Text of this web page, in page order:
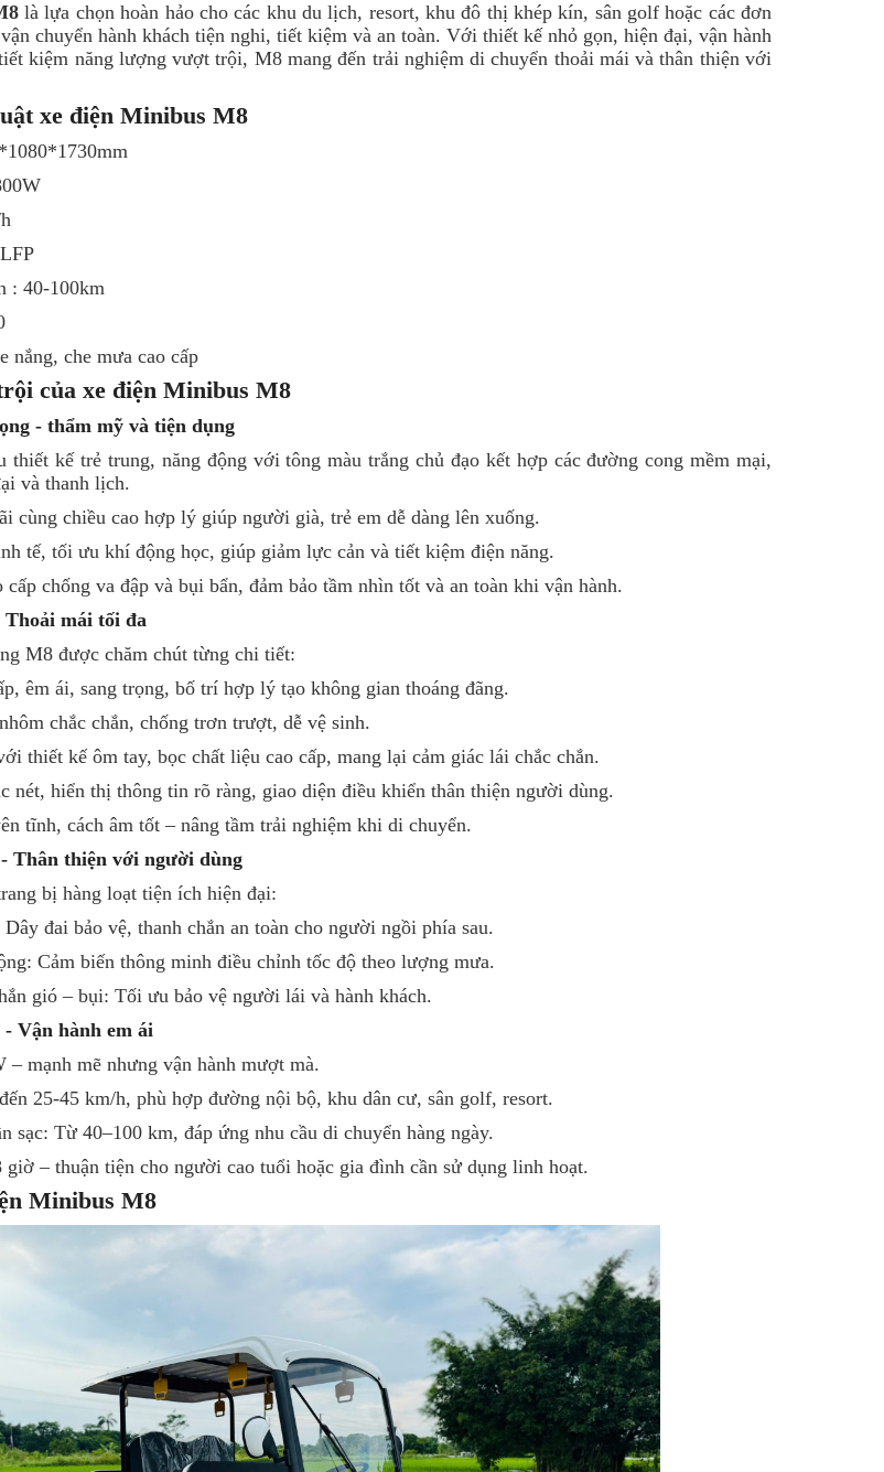
là lựa chọn hoàn hảo cho các khu du lịch, resort, khu đô thị khép kín, sân golf hoặc các đơn
chuyển hành khách tiện nghi, tiết kiệm và an toàn. Với thiết kế nhỏ gọn, hiện đại, vận hành
kiệm năng lượng vượt trội, M8 mang đến trải nghiệm di chuyển thoải mái và thân thiện với
xe điện Minibus M8
: 40-100km
nắng, che mưa cao cấp
của xe điện Minibus M8
- thẩm mỹ và tiện dụng
thiết kế trẻ trung, năng động với tông màu trắng chủ đạo kết hợp các đường cong mềm mại,
và thanh lịch.
cùng chiều cao hợp lý giúp người già, trẻ em dễ dàng lên xuống.
tế, tối ưu khí động học, giúp giảm lực cản và tiết kiệm điện năng.
chống va đập và bụi bẩn, đảm bảo tầm nhìn tốt và an toàn khi vận hành.
mái tối đa
M8 được chăm chút từng chi tiết:
êm ái, sang trọng, bố trí hợp lý tạo không gian thoáng đãng.
chắc chắn, chống trơn trượt, dễ vệ sinh.
thiết kế ôm tay, bọc chất liệu cao cấp, mang lại cảm giác lái chắc chắn.
nét, hiển thị thông tin rõ ràng, giao diện điều khiển thân thiện người dùng.
tĩnh, cách âm tốt – nâng tầm trải nghiệm khi di chuyển.
Thân thiện với người dùng
bị hàng loạt tiện ích hiện đại:
đai bảo vệ, thanh chắn an toàn cho người ngồi phía sau.
Cảm biến thông minh điều chỉnh tốc độ theo lượng mưa.
gió – bụi: Tối ưu bảo vệ người lái và hành khách.
Vận hành em ái
– mạnh mẽ nhưng vận hành mượt mà.
25-45 km/h, phù hợp đường nội bộ, khu dân cư, sân golf, resort.
sạc: Từ 40–100 km, đáp ứng nhu cầu di chuyển hàng ngày.
giờ – thuận tiện cho người cao tuổi hoặc gia đình cần sử dụng linh hoạt.
Minibus M8